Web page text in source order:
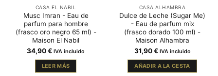
CASA EL NABIL
Musc Imran - Eau de
parfum para hombre
(frasco oro negro 65 ml) -
Maison El Nabil
34,90€ IVA incluido
LEER MÁS
CASA ALHAMBRA
Dulce de Leche (Sugar Me)
- Eau de parfum mix
(frasco dorado 100 ml) -
Maison Alhambra
31,90€ IVA incluido
AÑADIR A LA CESTA